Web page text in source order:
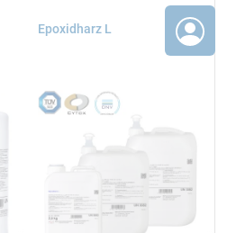
Epoxidharz L